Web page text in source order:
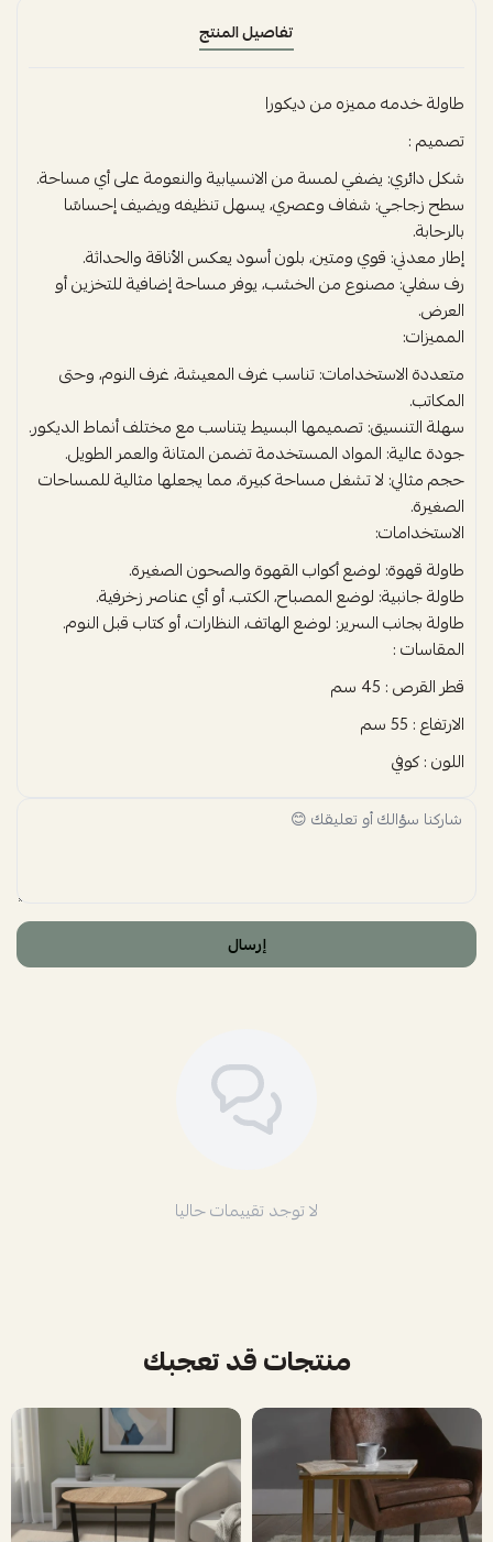
تفاصيل المنتج
طاولة خدمه مميزه من ديكورا
تصميم :
شكل دائري: يضفي لمسة من الانسيابية والنعومة على أي مساحة.
سطح زجاجي: شفاف وعصري، يسهل تنظيفه ويضيف إحساسًا
بالرحابة.
إطار معدني: قوي ومتين، بلون أسود يعكس الأناقة والحداثة.
رف سفلي: مصنوع من الخشب، يوفر مساحة إضافية للتخزين أو
العرض.
المميزات:
متعددة الاستخدامات: تناسب غرف المعيشة، غرف النوم، وحتى
المكاتب.
سهلة التنسيق: تصميمها البسيط يتناسب مع مختلف أنماط الديكور.
جودة عالية: المواد المستخدمة تضمن المتانة والعمر الطويل.
حجم مثالي: لا تشغل مساحة كبيرة، مما يجعلها مثالية للمساحات
الصغيرة.
الاستخدامات:
طاولة قهوة: لوضع أكواب القهوة والصحون الصغيرة.
طاولة جانبية: لوضع المصباح، الكتب، أو أي عناصر زخرفية.
طاولة بجانب السرير: لوضع الهاتف، النظارات، أو كتاب قبل النوم.
المقاسات :
قطر القرص : 45 سم
الارتفاع : 55 سم
اللون : كوفي
إرسال
لا توجد تقييمات حاليا
منتجات قد تعجبك